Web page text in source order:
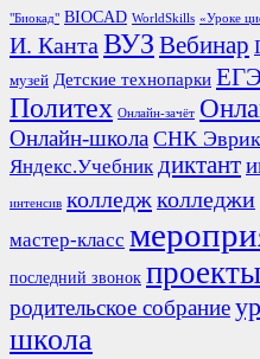
"Биокад" BIOCAD WorldSkills «Уроке
И. КантаВУЗ Вебинар
музей Детские технопарки ЕГЭ
Политех Онлайн-зачёт
Онлайн-школа СНК
Яндекс.Учебник диктант
интенсив колледжколледжи
мастер-класс
последний звонок проекты
родительское собрание
школа